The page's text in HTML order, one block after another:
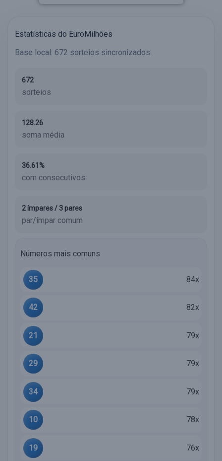
Estatísticas do EuroMilhões
Base local: 672 sorteios sincronizados.
672
sorteios
128.26
soma média
36.61%
com consecutivos
2 ímpares / 3 pares
par/ímpar comum
Números mais comuns
35 84x
42 82x
21 79x
29 79x
34 79x
10 78x
19 76x